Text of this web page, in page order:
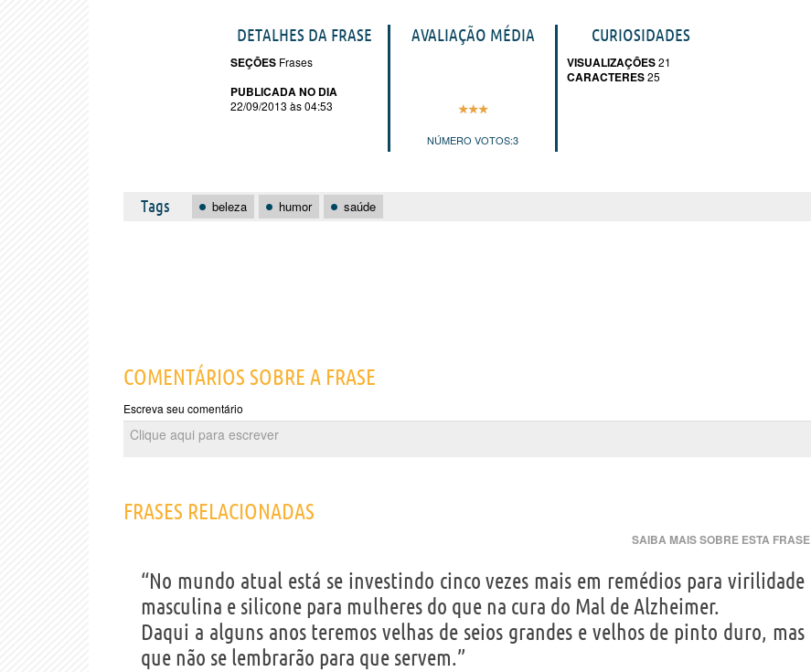
DETALHES DA FRASE
SEÇÕES Frases
PUBLICADA NO DIA
22/09/2013 às 04:53
AVALIAÇÃO MÉDIA
NÚMERO VOTOS:3
CURIOSIDADES
VISUALIZAÇÕES21
CARACTERES25
Tags beleza humor saúde
COMENTÁRIOS SOBRE A FRASE
Escreva seu comentário
FRASES RELACIONADAS
SAIBA MAIS SOBRE ESTA FRASE
“No mundo atual está se investindo cinco vezes mais em remédios para virilidade
masculina e silicone para mulheres do que na cura do Mal de Alzheimer.
Daqui a alguns anos teremos velhas de seios grandes e velhos de pinto duro, mas
que não se lembrarão para que servem.”